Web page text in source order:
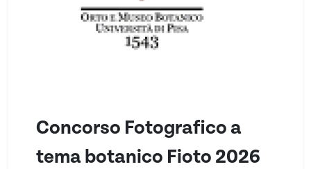
Concorso Fotografico a
tema botanico Fioto 2026